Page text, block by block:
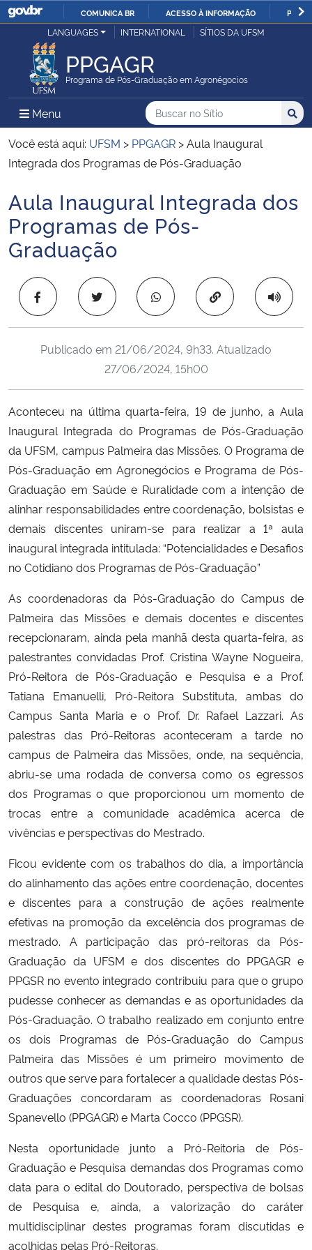
IR
COMUNICA BR ACESSO À INFORMAÇÃO
Ministério da Justiça e Segurança Pública
Ministério da Defesa
Ministério das Relações Exteriores
Ministério da Infraestrutura
Ministério da Agricultura, Pecuária e Abastecimento
Ministério da Educação
Ministério da Ciência, Tecnologia, Inovações e Comunicações
Ministério do Meio Ambiente
Ministério do Turismo
Ministério do Desenvolvimento Regional
Ministério da Mulher, da Família e dos Direitos Humanos
Secretaria-Geral
Secretaria de Governo
Gabinete de Segurança Institucional
Advocacia-Geral da União
Banco Central do Brasil
LANGUAGES INTERNATIONAL SÍTIOS DA UFSM
PPGAGR
Programa de Pós-Graduação em Agronégocios
Menu Menu Principal do Sítio
Busca
Buscar no no Sítio
Busca:
Você está aqui: UFSM > PPGAGR >Aula Inaugural
Integrada dos Programas de Pós-Graduação
Início do conteúdo
Aula Inaugural Integrada dos
Programas de Pós-
Graduação
Copiar para área
Publicado em 21/06/2024, 9h33. Atualizado
27/06/2024, 15h00
Aconteceu na última quarta-feira, 19 de junho, a Aula
Inaugural Integrada do Programas de Pós-Graduação
da UFSM, campus Palmeira das Missões. O Programa de
Pós-Graduação em Agronegócios e Programa de Pós-
Graduação em Saúde e Ruralidade com a intenção de
alinhar responsabilidades entre coordenação, bolsistas e
demais discentes uniram-se para realizar a 1ª aula
inaugural integrada intitulada: “Potencialidades e Desafios
no Cotidiano dos Programas de Pós-Graduação”
As coordenadoras da Pós-Graduação do Campus de
Palmeira das Missões e demais docentes e discentes
recepcionaram, ainda pela manhã desta quarta-feira, as
palestrantes convidadas Prof. Cristina Wayne Nogueira,
Pró-Reitora de Pós-Graduação e Pesquisa e a Prof.
Tatiana Emanuelli, Pró-Reitora Substituta, ambas do
Campus Santa Maria e o Prof. Dr. Rafael Lazzari. As
palestras das Pró-Reitoras aconteceram a tarde no
campus de Palmeira das Missões, onde, na sequência,
abriu-se uma rodada de conversa como os egressos
dos Programas o que proporcionou um momento de
trocas entre a comunidade acadêmica acerca de
vivências e perspectivas do Mestrado.
Ficou evidente com os trabalhos do dia, a importância
do alinhamento das ações entre coordenação, docentes
e discentes para a construção de ações realmente
efetivas na promoção da excelência dos programas de
mestrado. A participação das pró-reitoras da Pós-
Graduação da UFSM e dos discentes do PPGAGR e
PPGSR no evento integrado contribuiu para que o grupo
pudesse conhecer as demandas e as oportunidades da
Pós-Graduação. O trabalho realizado em conjunto entre
os dois Programas de Pós-Graduação do Campus
Palmeira das Missões é um primeiro movimento de
outros que serve para fortalecer a qualidade destas Pós-
Graduações concordaram as coordenadoras Rosani
Spanevello (PPGAGR) e Marta Cocco (PPGSR).
Nesta oportunidade junto a Pró-Reitoria de Pós-
Graduação e Pesquisa demandas dos Programas como
data para o edital do Doutorado, perspectiva de bolsas
de Pesquisa e, ainda, a valorização do caráter
multidisciplinar destes programas foram discutidas e
acolhidas pelas Pró-Reitoras.